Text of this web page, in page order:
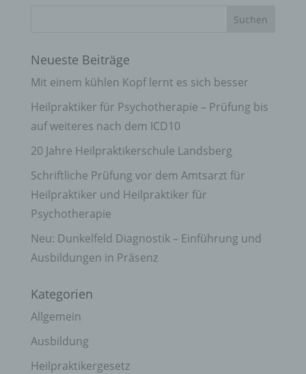
Neueste Beiträge
Mit einem kühlen Kopf lernt es sich besser
Heilpraktiker für Psychotherapie – Prüfung bis
auf weiteres nach dem ICD10
20 Jahre Heilpraktikerschule Landsberg
Schriftliche Prüfung vor dem Amtsarzt für
Heilpraktiker und Heilpraktiker für
Psychotherapie
Neu: Dunkelfeld Diagnostik – Einführung und
Ausbildungen in Präsenz
Kategorien
Allgemein
Ausbildung
Heilpraktikergesetz